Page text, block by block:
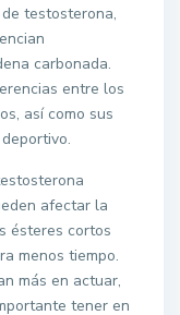
testosterona,
carbonada.
entre los
así como sus
afectar la
ésteres cortos
menos tiempo.
más en actuar,
tener en